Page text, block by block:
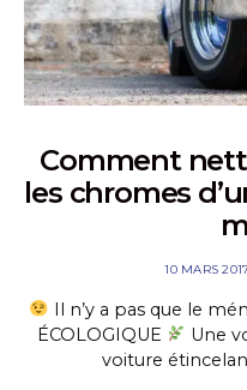
Comment
les chromes
10 MARS 2017
Il n’y a pas que le
ÉCOLOGIQUE
Une
voiture